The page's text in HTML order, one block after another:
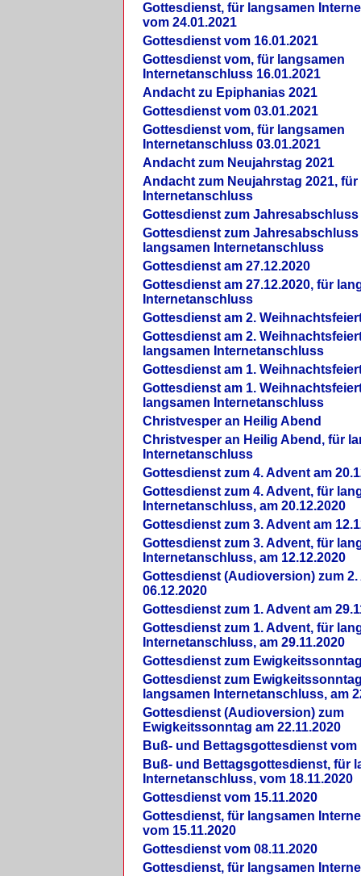
Gottesdienst, für langsamen
vom 24.01.2021
Gottesdienst vom 16.01.2021
Gottesdienst vom, für langsamen
Internetanschluss 16.01.2021
Andacht zu Epiphanias 2021
Gottesdienst vom 03.01.2021
Gottesdienst vom, für langsamen
Internetanschluss 03.01.2021
Andacht zum Neujahrstag 2021
Andacht zum Neujahrstag 2021,
Internetanschluss
Gottesdienst zum Jahresabschluss
Gottesdienst zum Jahresabschluss
langsamen Internetanschluss
Gottesdienst am 27.12.2020
Gottesdienst am 27.12.2020, für
Internetanschluss
Gottesdienst am 2.
Gottesdienst am 2.
langsamen Internetanschluss
Gottesdienst am 1.
Gottesdienst am 1.
langsamen Internetanschluss
Christvesper an Heilig Abend
Christvesper an Heilig Abend, für
Internetanschluss
Gottesdienst zum 4. Advent am
Gottesdienst zum 4. Advent, für
Internetanschluss, am 20.12.2020
Gottesdienst zum 3. Advent am
Gottesdienst zum 3. Advent, für
Internetanschluss, am 12.12.2020
Gottesdienst (Audioversion) zum 2.
06.12.2020
Gottesdienst zum 1. Advent am
Gottesdienst zum 1. Advent, für
Internetanschluss, am 29.11.2020
Gottesdienst zum
Gottesdienst zum
langsamen Internetanschluss, am
Gottesdienst (Audioversion) zum
Ewigkeitssonntag am 22.11.2020
Buß- und Bettagsgottesdienst vom
Buß- und Bettagsgottesdienst, für
Internetanschluss, vom 18.11.2020
Gottesdienst vom 15.11.2020
Gottesdienst, für langsamen
vom 15.11.2020
Gottesdienst vom 08.11.2020
Gottesdienst, für langsamen